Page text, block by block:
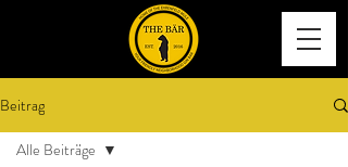
Beitrag
Alle Beiträge